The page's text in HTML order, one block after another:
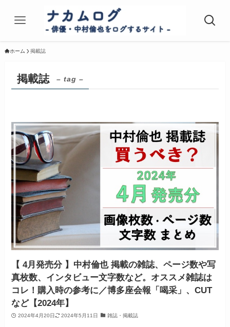
ホーム 掲載誌
掲載誌 – tag –
【 4月発売分 】中村倫也 掲載の雑誌、ページ数や写
真枚数、インタビュー文字数など。オススメ雑誌は
コレ！購入時の参考に／博多座会報「喝采」、CUT
など【2024年】
2024年4月20日 2024年5月11日 雑誌・掲載誌